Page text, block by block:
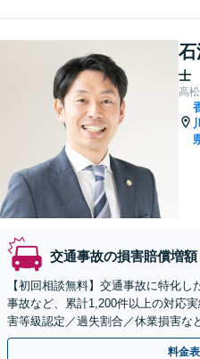
士
高
川
交通事故の損害賠償増額
【初回相談無料】交通事故に特化
事故など、累計1,200件以上の対応
害等級認定／過失割合／休業損害な
い【夜間・休日面談可】【完全個室
料金